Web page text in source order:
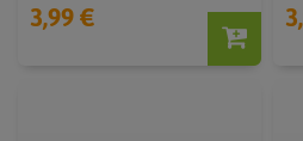
3,99 €